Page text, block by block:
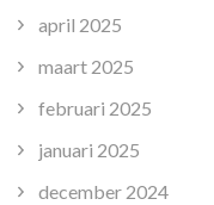
april 2025
maart 2025
februari 2025
januari 2025
december 2024